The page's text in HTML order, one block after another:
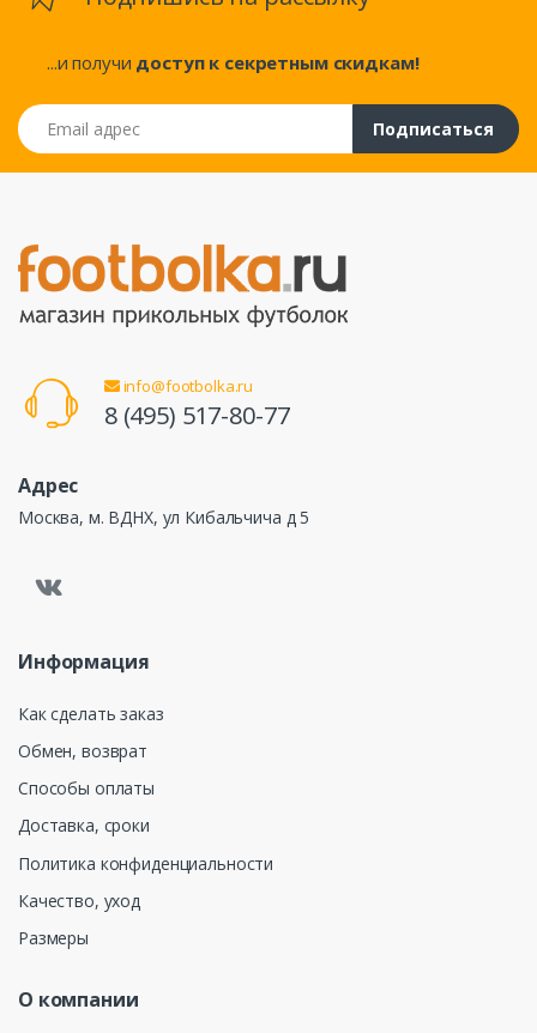
...и получи доступ к секретным скидкам!
Email адрес
Подписаться
info@footbolka.ru
8 (495) 517-80-77
Адрес
Москва, м. ВДНХ, ул Кибальчича д 5
Информация
Как сделать заказ
Обмен, возврат
Способы оплаты
Доставка, сроки
Политика конфиденциальности
Качество, уход
Размеры
О компании